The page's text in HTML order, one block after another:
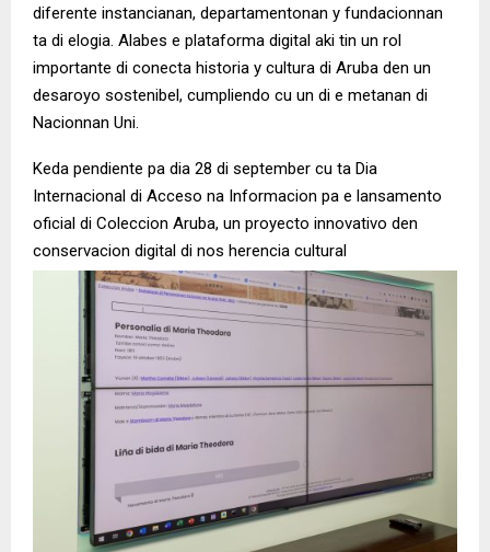
diferente instancianan, departamentonan y fundacionnan
ta di elogia. Alabes e plataforma digital aki tin un rol
importante di conecta historia y cultura di Aruba den un
desaroyo sostenibel, cumpliendo cu un di e metanan di
Nacionnan Uni.
Keda pendiente pa dia 28 di september cu ta Dia
Internacional di Acceso na Informacion pa e lansamento
oficial di Coleccion Aruba, un proyecto innovativo den
conservacion digital di nos herencia cultural